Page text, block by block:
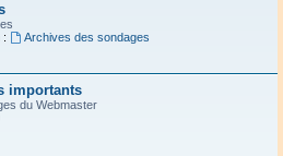
:
Archives des sondages
importants
du Webmaster